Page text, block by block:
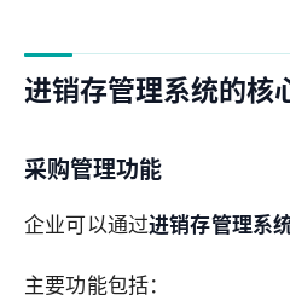
进销存管理系统的核
采购管理功能
企业可以通过进销存管理系
主要功能包括：